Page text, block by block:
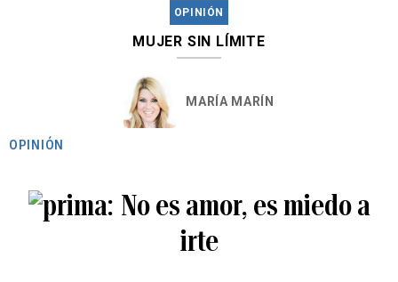
OPINIÓN
MUJER SIN LÍMITE
MARÍA MARÍN
OPINIÓN
No es amor, es miedo a
irte